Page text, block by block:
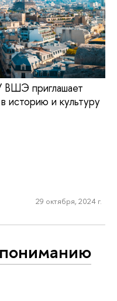
приглашает
историю и культуру
29 октября, 2024 г.